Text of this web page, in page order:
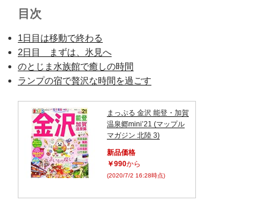
目次
1日目は移動で終わる
2日目 まずは、氷見へ
のとじま水族館で癒しの時間
ランプの宿で贅沢な時間を過ごす
まっぷる 金沢 能登・加賀
温泉郷mini’21 (マップル
マガジン 北陸 3)
新品価格
￥990から
(2020/7/2 16:28時点)